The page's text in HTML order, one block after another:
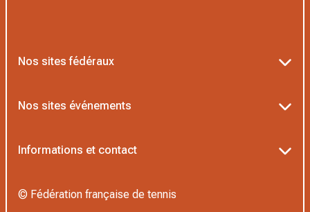
Nos sites fédéraux
L’Institut Formation Tennis
Nos sites événements
Informations et contact
© Fédération française de tennis